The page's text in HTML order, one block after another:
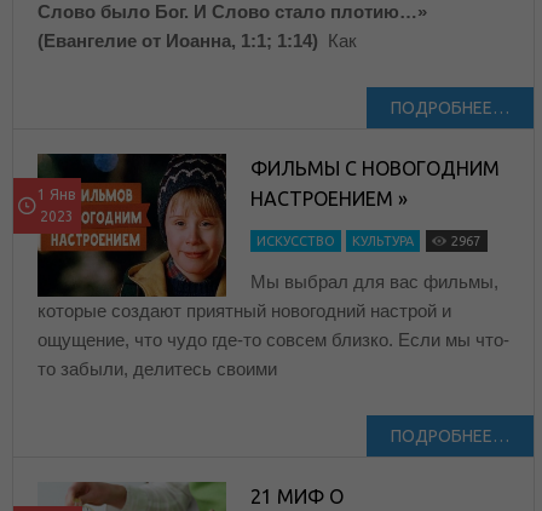
Слово было Бог. И Слово стало плотию…»
(Евангелие от Иоанна, 1:1; 1:14) Как
ПОДРОБНЕЕ…
1 Янв
2023
ФИЛЬМЫ C НОВОГОДНИМ
НАСТРОЕНИЕМ »
ИСКУССТВО КУЛЬТУРА 2967
Мы выбрал для вас фильмы,
которые создают приятный новогодний настрой и
ощущение, что чудо где-то совсем близко. Если мы что-
то забыли, делитесь своими
ПОДРОБНЕЕ…
21 МИФ О